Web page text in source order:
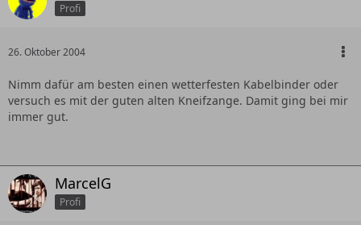
Profi
26. Oktober 2004
Nimm dafür am besten einen wetterfesten Kabelbinder oder
versuch es mit der guten alten Kneifzange. Damit ging bei mir
immer gut.
MarcelG
Profi